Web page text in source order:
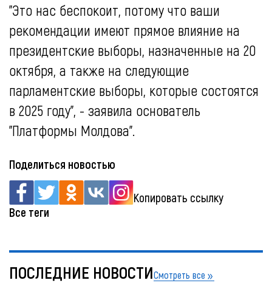
"Это нас беспокоит, потому что ваши
рекомендации имеют прямое влияние на
президентские выборы, назначенные на 20
октября, а также на следующие
парламентские выборы, которые состоятся
в 2025 году", - заявила основатель
"Платформы Молдова".
Поделиться новостью
Копировать ссылку
Все теги
ПОСЛЕДНИЕ НОВОСТИСмотреть все